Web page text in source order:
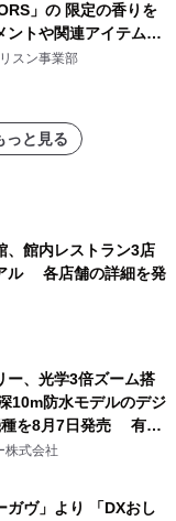
」の 限定の香りを
ントや関連アイテムを
スン事業部
っと見る
、館内レストラン3店
ル 各店舗の詳細を発
ー、光学3倍ズーム搭
10m防水モデルのデジ
種を8月7日発売 有効
用途別に選べるコンデ
株式会社
ガヴ」より 「DXおし